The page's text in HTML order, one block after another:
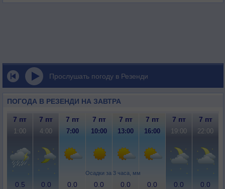
Прослушать погоду в Резенди
ПОГОДА В РЕЗЕНДИ НА ЗАВТРА
Осадки за 3 часа, мм
7 пт 7 пт 7 пт 7 пт 7 пт 7 пт 7 пт 7 пт
1:00 4:00 7:00 10:00 13:00 16:00 19:00 22:00
0.5 0.0 0.0 0.0 0.0 0.0 0.0 0.0